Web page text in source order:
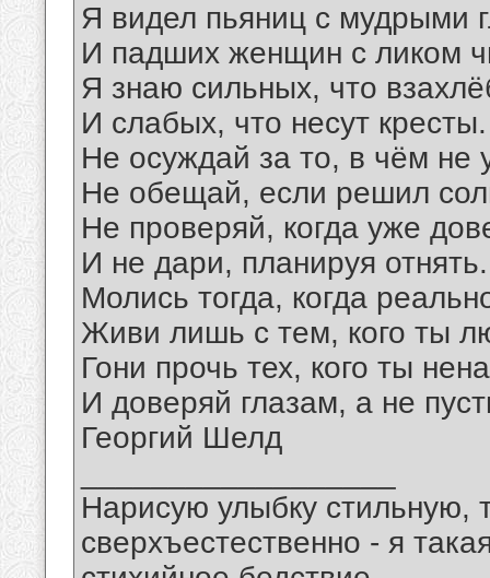
Я видел пьяниц с мудрыми
И падших женщин с ликом
Я знаю сильных, что
И слабых, что несут кресты.
Не осуждай за то, в чём не
Не обещай, если решил
Не проверяй, когда уже
И не дари, планируя отнять.
Молись тогда, когда
Живи лишь с тем, кого ты
Гони прочь тех, кого ты
И доверяй глазам, а не
Георгий Шелд
Нарисую улыбку стильную,
сверхъестественно - я